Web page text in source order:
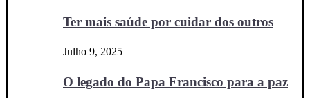
Ter mais saúde por cuidar dos outros
Julho 9, 2025
O legado do Papa Francisco para a paz